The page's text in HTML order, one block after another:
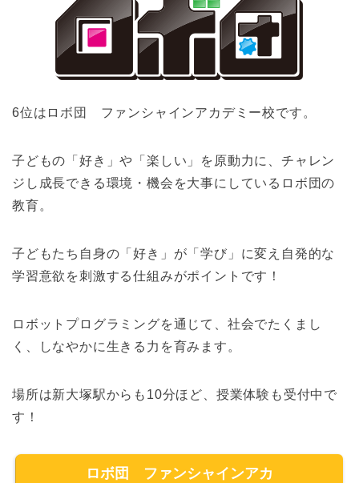
6位はロボ団 ファンシャインアカデミー校です。
子どもの「好き」や「楽しい」を原動力に、チャレン
ジし成長できる環境・機会を大事にしているロボ団の
教育。
子どもたち自身の「好き」が「学び」に変え自発的な
学習意欲を刺激する仕組みがポイントです！
ロボットプログラミングを通じて、社会でたくまし
く、しなやかに生きる力を育みます。
場所は新大塚駅からも10分ほど、授業体験も受付中で
す！
ロボ団 ファンシャインアカ